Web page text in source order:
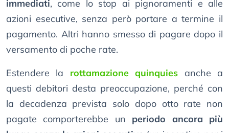
immediati, come lo stop ai pignoramenti e alle
azioni esecutive, senza però portare a termine il
pagamento. Altri hanno smesso di pagare dopo il
versamento di poche rate.
Estendere la rottamazione quinquies anche a
questi debitori desta preoccupazione, perché con
la decadenza prevista solo dopo otto rate non
pagate comporterebbe un periodo ancora più